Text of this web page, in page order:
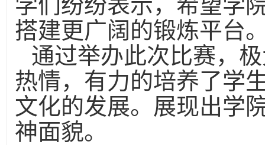
搭建更广阔的锻炼平台
通过举办此次比赛，
热情，有力的培养了学
文化的发展。展现出学
神面貌。